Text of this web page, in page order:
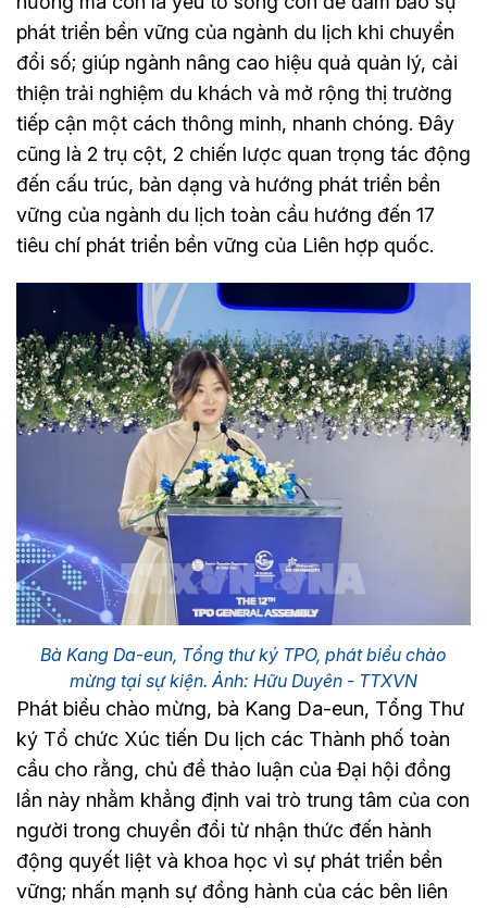
phát triển bền vững của ngành du lịch khi chuyển
đổi số; giúp ngành nâng cao hiệu quả quản lý, cải
thiện trải nghiệm du khách và mở rộng thị trường
tiếp cận một cách thông minh, nhanh chóng. Đây
cũng là 2 trụ cột, 2 chiến lược quan trọng tác động
đến cấu trúc, bản dạng và hướng phát triển bền
vững của ngành du lịch toàn cầu hướng đến 17
tiêu chí phát triển bền vững của Liên hợp quốc.
Bà Kang Da-eun, Tổng thư ký TPO, phát biểu chào
mừng tại sự kiện. Ảnh: Hữu Duyên - TTXVN
Phát biểu chào mừng, bà Kang Da-eun, Tổng Thư
ký Tổ chức Xúc tiến Du lịch các Thành phố toàn
cầu cho rằng, chủ đề thảo luận của Đại hội đồng
lần này nhằm khẳng định vai trò trung tâm của con
người trong chuyển đổi từ nhận thức đến hành
động quyết liệt và khoa học vì sự phát triển bền
vững; nhấn mạnh sự đồng hành của các bên liên